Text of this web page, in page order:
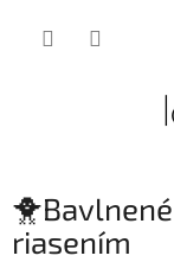
riasením